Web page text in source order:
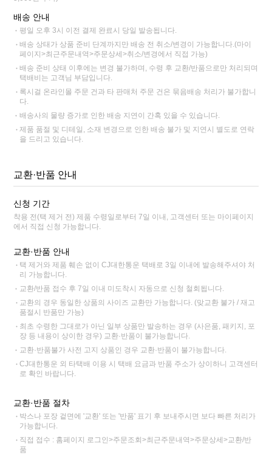
배송 안내
평일 오후 3시 이전 결제 완료시 당일 발송됩니다.
배송 상태가 상품 준비 단계까지만 배송 전 취소/변경이 가능합니다.(마이
페이지>최근주문내역>주문상세>취소/변경에서 직접 가능)
배송 준비 상태 이후에는 변경 불가하며, 수령 후 교환/반품으로만 처리되며
택배비는 고객님 부담입니다.
록시걸 온라인몰 주문 건과 타 판매처 주문 건은 묶음배송 처리가 불가합니
다.
배송사의 물량 증가로 인한 배송 지연이 간혹 있을 수 있습니다.
제품 품절 및 디테일, 소재 변경으로 인한 배송 불가 및 지연시 별도로 연락
을 드리고 있습니다.
교환·반품 안내
신청 기간
착용 전(택 제거 전) 제품 수령일로부터 7일 이내, 고객센터 또는 마이페이지
에서 직접 신청 가능합니다.
교환·반품 안내
택 제거와 제품 훼손 없이 CJ대한통운 택배로 3일 이내에 발송해주셔야 처
리 가능합니다.
교환/반품 접수 후 7일 이내 미도착시 자동으로 신청 철회됩니다.
교환의 경우 동일한 상품의 사이즈 교환만 가능합니다. (맞교환 불가 / 재고
품절시 반품만 가능)
최초 수령한 그대로가 아닌 일부 상품만 발송하는 경우 (사은품, 패키지, 포
장 등 내용이 상이한 경우) 교환·반품이 불가능합니다.
교환·반품불가 사전 고지 상품인 경우 교환·반품이 불가능합니다.
CJ대한통운 외 타택배 이용 시 택배 요금과 반품 주소가 상이하니 고객센터
로 확인 바랍니다.
교환·반품 절차
박스나 포장 겉면에 '교환' 또는 '반품' 표기 후 보내주시면 보다 빠른 처리가
가능합니다.
직접 접수 : 홈페이지 로그인>주문조회>최근주문내역>주문상세>교환/반
품